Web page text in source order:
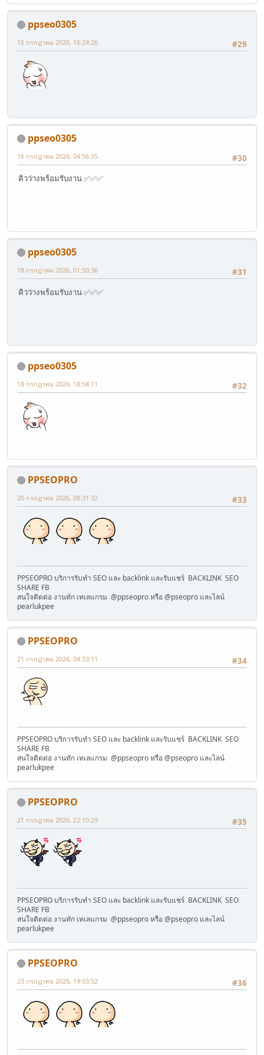
ppseo0305
#29
15 กรกฎาคม 2026, 16:24:26
ppseo0305
#30
16 กรกฎาคม 2026, 04:56:35
คิวว่างพร้อมรับงาน ✅✅✅
ppseo0305
#31
18 กรกฎาคม 2026, 01:50:36
คิวว่างพร้อมรับงาน ✅✅✅
ppseo0305
#32
18 กรกฎาคม 2026, 18:58:11
PPSEOPRO
#33
20 กรกฎาคม 2026, 08:31:32
PPSEOPRO บริการรับทำ SEO และ backlink และรับแชร์ BACKLINK SEO
SHARE FB
สนใจติดต่อ งานทัก เทเลแกรม @ppseopro หรือ @pseopro และไลน์
pearlukpee
PPSEOPRO
#34
21 กรกฎาคม 2026, 04:33:11
PPSEOPRO บริการรับทำ SEO และ backlink และรับแชร์ BACKLINK SEO
SHARE FB
สนใจติดต่อ งานทัก เทเลแกรม @ppseopro หรือ @pseopro และไลน์
pearlukpee
PPSEOPRO
#35
21 กรกฎาคม 2026, 22:10:29
PPSEOPRO บริการรับทำ SEO และ backlink และรับแชร์ BACKLINK SEO
SHARE FB
สนใจติดต่อ งานทัก เทเลแกรม @ppseopro หรือ @pseopro และไลน์
pearlukpee
PPSEOPRO
#36
23 กรกฎาคม 2026, 19:03:52